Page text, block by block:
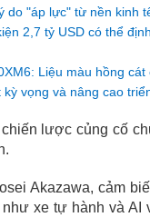
do "áp lực" từ nền kinh
2,7 tỷ USD có thể
Liệu màu hồng
vọng và nâng cao
lược củng cố
Akazawa, cảm
xe tự hành và